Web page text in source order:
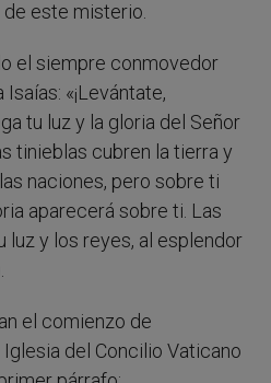
este misterio.
el siempre conmovedor
«¡Levántate,
tu luz y la gloria del Señor
tinieblas cubren la tierra y
naciones, pero sobre ti
aparecerá sobre ti. Las
luz y los reyes, al esplendor
el comienzo de
del Concilio Vaticano